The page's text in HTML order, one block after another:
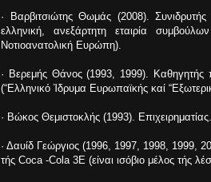
· Βαρβιτσιώτης Θωμάς (2008).
ελληνική, ανεξάρτητη εταιρία
Νοτιοανατολική Ευρώπη).
· Βερεμής Θάνος (1993, 1999). Καθηγητής
(“Ελληνικό Ίδρυμα Ευρωπαϊκής καί
· Βώκος Θεμιστοκλής (1993).
· Δαυίδ Γεώργιος (1996, 1997, 1998, 1999,
τής Coca -Cola 3Ε (είναι ισόβιο μέλος τής